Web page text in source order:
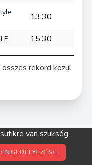
13:30
15:30
rekord közül
van szükség.